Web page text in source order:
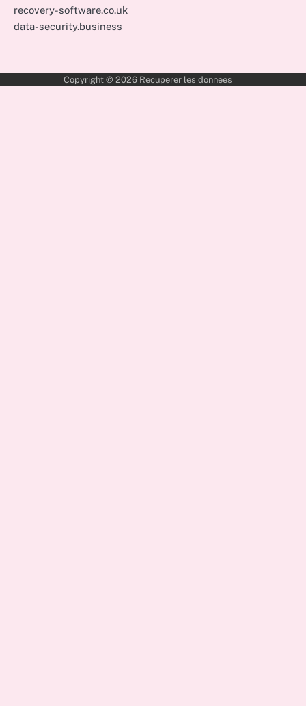
recovery-software.co.uk
data-security.business
Copyright © 2026 Recuperer les donnees